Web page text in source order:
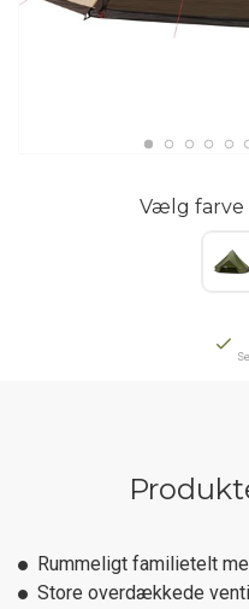
Vælg farve
Rummeligt familietelt
Store overdækkede